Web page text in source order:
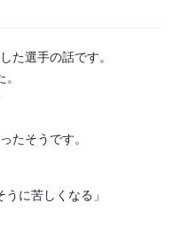
た選手の話です。
たそうです。
に苦しくなる」